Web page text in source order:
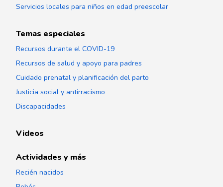
Servicios locales para niños en edad preescolar
Temas especiales
Recursos durante el COVID-19
Recursos de salud y apoyo para padres
Cuidado prenatal y planificación del parto
Justicia social y antirracismo
Discapacidades
Videos
Actividades y más
Recién nacidos